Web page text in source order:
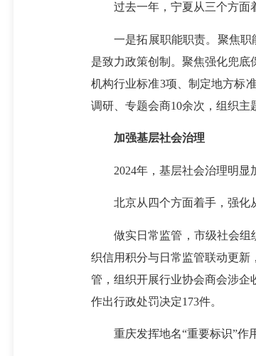
过去一年，宁夏从三个方面
一是拓展职能职责。聚焦职能
是致力政策创制。聚焦强化兜底
机构行业标准3项、制定地方标
调研、专题会商10余次，组织主
加强基层社会治理
2024年，基层社会治理明显
北京从四个方面着手，强化
做实日常监管，市级社会组织
织信用积分与日常监管联动更新
管，组织开展行业协会商会涉企
作出行政处罚决定173件。
重庆发挥地名“重要标识”